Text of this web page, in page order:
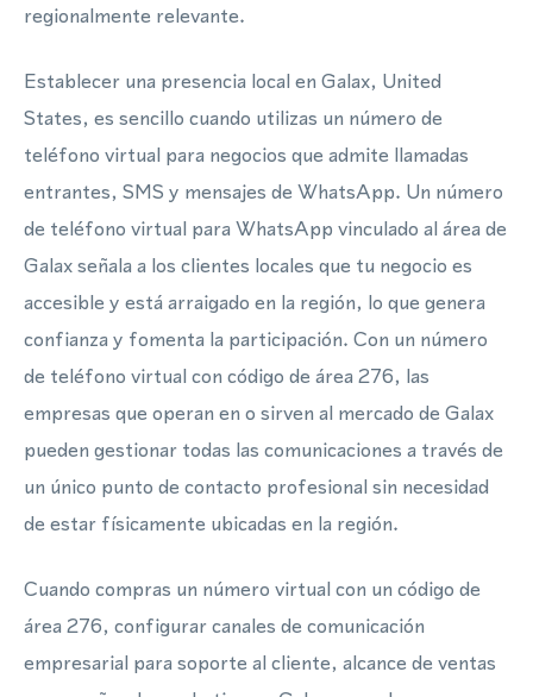
regionalmente relevante.
Establecer una presencia local en Galax, United
States, es sencillo cuando utilizas un número de
teléfono virtual para negocios que admite llamadas
entrantes, SMS y mensajes de WhatsApp. Un número
de teléfono virtual para WhatsApp vinculado al área de
Galax señala a los clientes locales que tu negocio es
accesible y está arraigado en la región, lo que genera
confianza y fomenta la participación. Con un número
de teléfono virtual con código de área 276, las
empresas que operan en o sirven al mercado de Galax
pueden gestionar todas las comunicaciones a través de
un único punto de contacto profesional sin necesidad
de estar físicamente ubicadas en la región.
Cuando compras un número virtual con un código de
área 276, configurar canales de comunicación
empresarial para soporte al cliente, alcance de ventas